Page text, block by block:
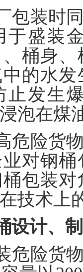
包装时
于盛装
桶身
的水
止发生
泡在煤
危险货
对钢
包装
技术上
设计、
危险货